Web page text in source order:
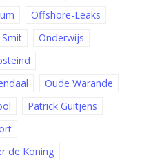
Offshore-Leaks
Onderwijs
Oude Warande
Patrick Guitjens
de Koning